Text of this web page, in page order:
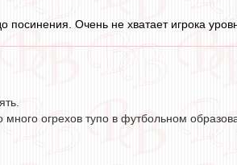
посинения. Очень не хватает игрока
огрехов тупо в футбольном